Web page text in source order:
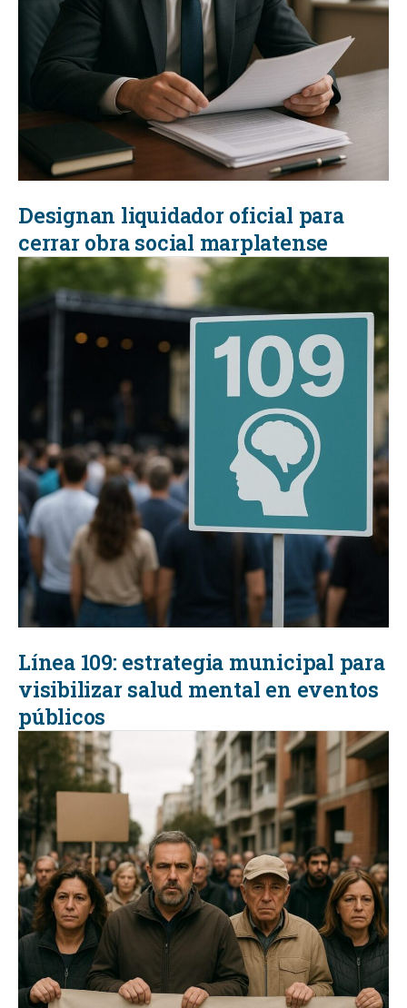
Designan liquidador oficial para
cerrar obra social marplatense
Línea 109: estrategia municipal para
visibilizar salud mental en eventos
públicos